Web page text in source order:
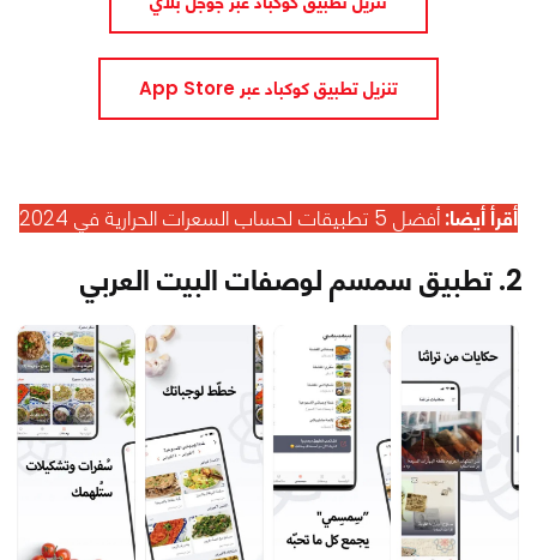
تنزيل تطبيق كوكباد عبر App Store
أقرأ أيضا: أفضل 5 تطبيقات لحساب السعرات الحرارية في 2024
2. تطبيق سمسم لوصفات البيت العربي